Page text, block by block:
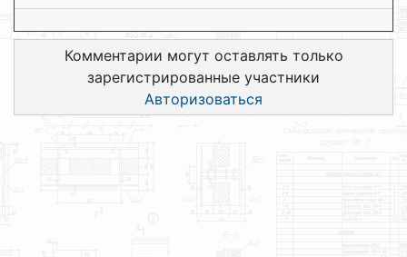
Комментарии могут оставлять только
зарегистрированные участники
Авторизоваться